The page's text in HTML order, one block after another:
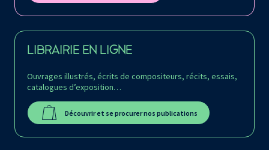
LIBRAIRIE EN LIGNE
Ouvrages illustrés, écrits de compositeurs, récits, essais,
catalogues d’exposition…
Découvrir et se procurer nos publications